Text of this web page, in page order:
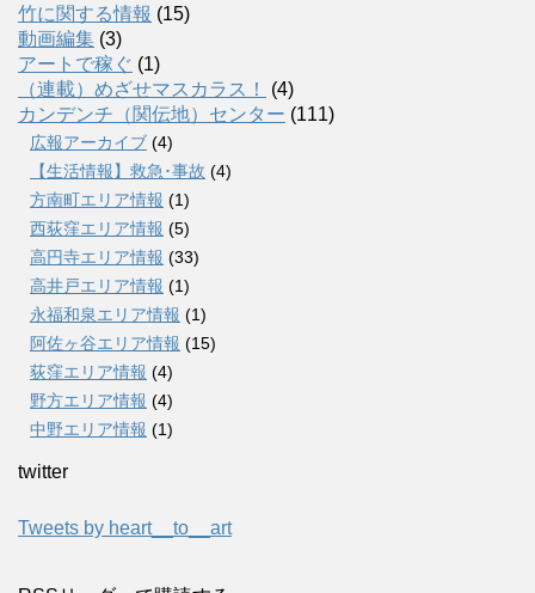
竹に関する情報 (15)
動画編集 (3)
アートで稼ぐ (1)
（連載）めざせマスカラス！
(4)
カンデンチ（関伝地）センター (111)
広報アーカイブ (4)
【生活情報】救急･事故 (4)
方南町エリア情報 (1)
西荻窪エリア情報 (5)
高円寺エリア情報 (33)
高井戸エリア情報 (1)
永福和泉エリア情報 (1)
阿佐ヶ谷エリア情報 (15)
荻窪エリア情報 (4)
野方エリア情報 (4)
中野エリア情報 (1)
twitter
Tweets by heart__to__art